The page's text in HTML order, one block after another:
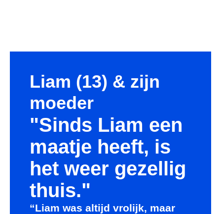
Liam (13) & zijn
moeder
"Sinds Liam een
maatje heeft, is
het weer gezellig
thuis."
“Liam was altijd vrolijk, maar